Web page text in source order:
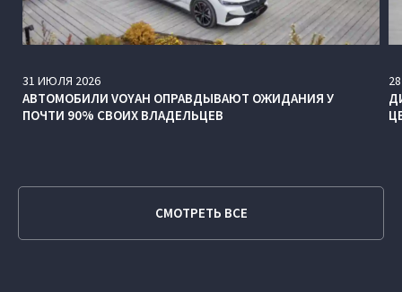
31 ИЮЛЯ 2026
АВТОМОБИЛИ VOYAH ОПРАВДЫВАЮТ ОЖИДАНИЯ У
ПОЧТИ 90% СВОИХ ВЛАДЕЛЬЦЕВ
28
СМОТРЕТЬ ВСЕ